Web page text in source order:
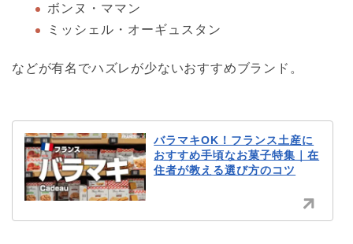
ボンヌ・ママン
ミッシェル・オーギュスタン
などが有名でハズレが少ないおすすめブランド。
バラマキOK！フランス土産に
おすすめ手頃なお菓子特集｜在
住者が教える選び方のコツ